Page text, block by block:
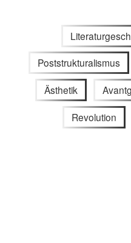
Poststrukturalismus
Ästhetik
Revolution